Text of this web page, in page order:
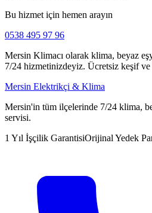
Bu hizmet için hemen arayın
0538 495 97 96
Mersin Klimacı olarak klima, beyaz
7/24 hizmetinizdeyiz. Ücretsiz keşif
Mersin Elektrikçi & Klima
Mersin'in tüm ilçelerinde 7/24 klima,
servisi.
1 Yıl İşçilik GarantisiOrijinal Yedek